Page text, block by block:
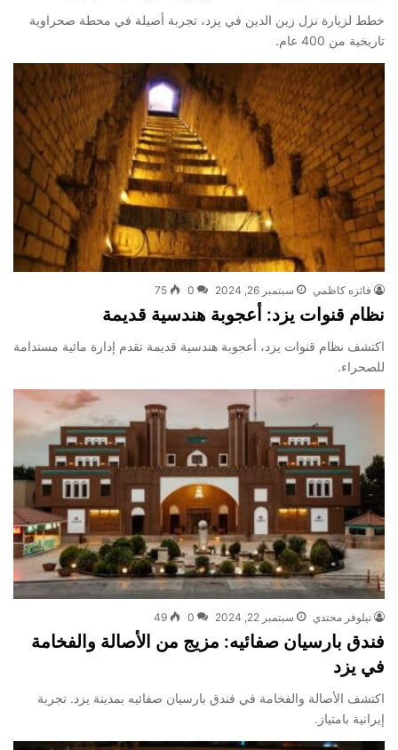
خطط لزيارة نزل زين الدين في يزد، تجربة أصيلة في محطة صحراوية
تاريخية من 400 عام.
فائزه كاظمي سبتمبر 26, 2024 0
75
نظام قنوات يزد: أعجوبة هندسية قديمة
اكتشف نظام قنوات يزد، أعجوبة هندسية قديمة تقدم إدارة مائية مستدامة
للصحراء.
نیلوفر محتدي سبتمبر 22, 2024 0
49
فندق بارسيان صفائيه: مزيج من الأصالة والفخامة
في يزد
اكتشف الأصالة والفخامة في فندق بارسيان صفائيه بمدينة يزد. تجربة
إيرانية بامتياز.